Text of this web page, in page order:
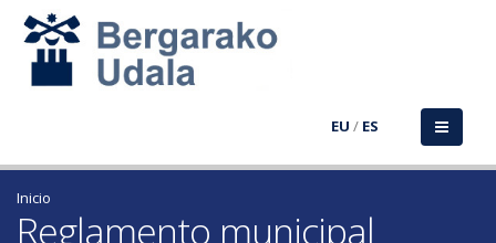
EU / ES
Inicio
Reglamento municipal